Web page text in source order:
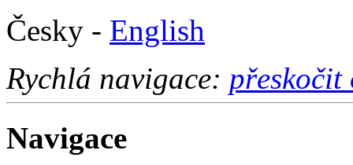
Česky - English
Rychlá navigace: přeskočit
Navigace